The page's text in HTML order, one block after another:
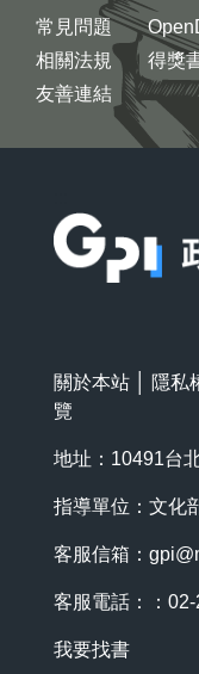
常見問題
相關法規
友善連結
得獎
關於本站 隱私
覽
地址：10491台
指導單位：文化
客服信箱：
客服電話：：
我要找書